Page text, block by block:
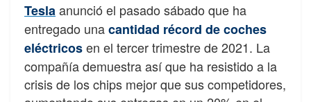
Teslaanunció el pasado sábado que ha
entregado unacantidad récord de coches
eléctricosen el tercer trimestre de 2021. La
compañía demuestra así que ha resistido a la
crisis de los chips mejor que sus competidores,